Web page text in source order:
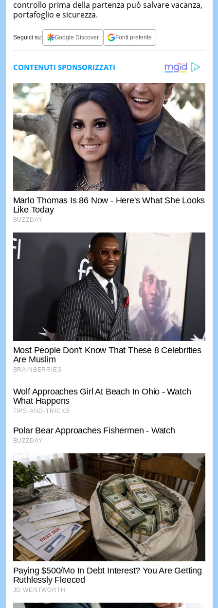
controllo prima della partenza può salvare vacanza,
portafoglio e sicurezza.
Seguici su: Google Discover Fonti preferite